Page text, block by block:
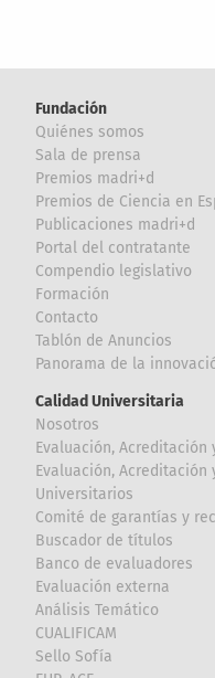
Fundación
Quiénes somos
Sala de prensa
Premios madri+d
Premios de Ciencia en
Publicaciones madri+d
Portal del contratante
Compendio legislativo
Formación
Contacto
Tablón de Anuncios
Panorama de la
Calidad Universitaria
Nosotros
Evaluación,
Evaluación, Acreditación
Universitarios
Comité de garantías y
Buscador de títulos
Banco de evaluadores
Evaluación externa
Análisis Temático
CUALIFICAM
Sello Sofía